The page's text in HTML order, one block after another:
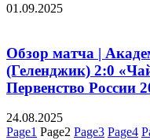
01.09.2025
Обзор матча |
(Геленджик) 2:0
Первенство России
24.08.2025
Page1 Page2 Page3 Page4